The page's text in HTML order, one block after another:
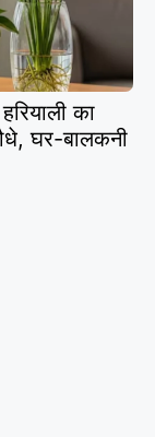
का
घर-बालकनी